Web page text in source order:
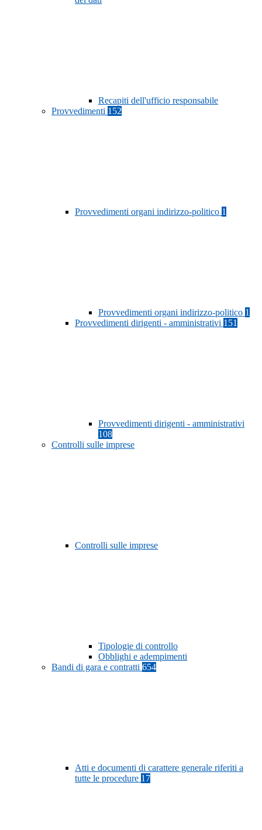
Recapiti dell'ufficio responsabile
Provvedimenti 152
Provvedimenti organi indirizzo-politico 1
Provvedimenti organi indirizzo-politico 1
Provvedimenti dirigenti - amministrativi 151
Provvedimenti dirigenti - amministrativi
108
Controlli sulle imprese
Controlli sulle imprese
Tipologie di controllo
Obblighi e adempimenti
Bandi di gara e contratti 654
Atti e documenti di carattere generale riferiti a
tutte le procedure 17